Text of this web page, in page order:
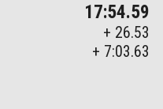
17:54.59
+ 26.53
+ 7:03.63